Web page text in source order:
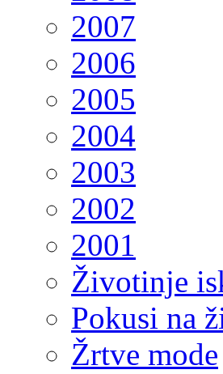
2007
2006
2005
2004
2003
2002
2001
Životinje
Pokusi na
Žrtve mode